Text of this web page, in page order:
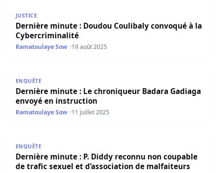
JUSTICE
Dernière minute : Doudou Coulibaly convoqué à la
Cybercriminalité
Ramatoulaye Sow 19 août 2025
ENQUÊTE
Dernière minute : Le chroniqueur Badara Gadiaga
envoyé en instruction
Ramatoulaye Sow 11 juillet 2025
ENQUÊTE
Dernière minute : P. Diddy reconnu non coupable
de trafic sexuel et d’association de malfaiteurs